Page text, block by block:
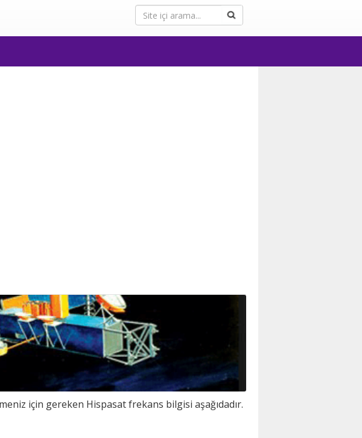
için gereken Hispasat frekans bilgisi aşağıdadır.